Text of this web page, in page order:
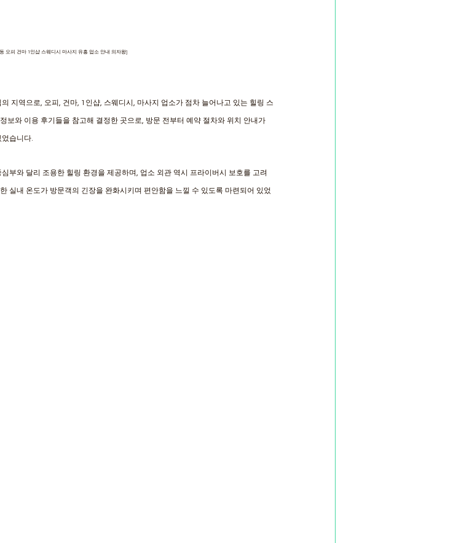
오피 건마 1인샵 스웨디시 마사지 유흥 업소 안내 의자왕]
지역으로, 오피, 건마, 1인샵, 스웨디시, 마사지 업소가 점차 늘어나고 있는 힐링 스
보와 이용 후기들을 참고해 결정한 곳으로, 방문 전부터 예약 절차와 위치 안내가
습니다.
부와 달리 조용한 힐링 환경을 제공하며, 업소 외관 역시 프라이버시 보호를 고려
실내 온도가 방문객의 긴장을 완화시키며 편안함을 느낄 수 있도록 마련되어 있었